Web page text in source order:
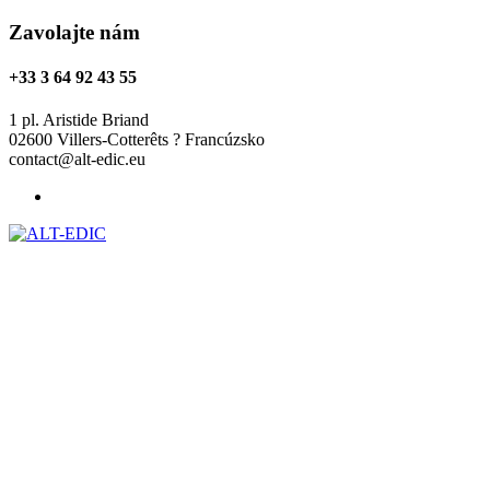
Zavolajte nám
+33 3 64 92 43 55
1 pl. Aristide Briand
02600 Villers-Cotterêts ? Francúzsko
contact@alt-edic.eu